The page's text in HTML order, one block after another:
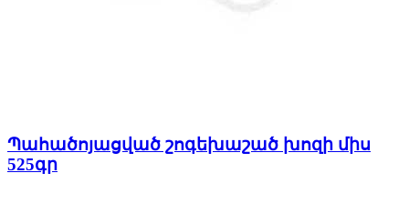
Պահածոյացված շոգեխաշած խոզի միս
525գր